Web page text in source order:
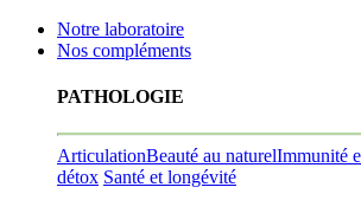
Notre laboratoire
Nos compléments
PATHOLOGIE
ArticulationBeauté au naturelImmunité
détox Santé et longévité